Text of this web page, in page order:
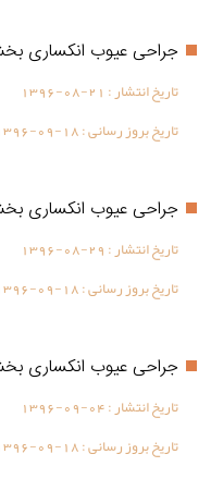
جراحی عیوب انکساری
تاریخ انتشار : 1396-08-21
تاریخ بروز رسانی :09-18
جراحی عیوب انکساری
تاریخ انتشار :1396-08-29
تاریخ بروز رسانی :09-18
جراحی عیوب انکساری
تاریخ انتشار :1396-09-04
تاریخ بروز رسانی :09-18